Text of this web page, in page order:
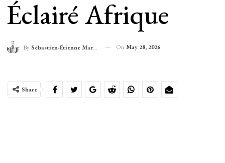
Éclairé Afrique
By Sébastien-Étienne Marechal On May 28, 2026
Share